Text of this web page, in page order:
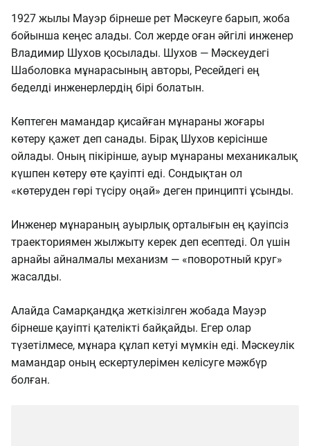
1927 жылы Мауэр бірнеше рет Мәскеуге барып, жоба
бойынша кеңес алады. Сол жерде оған әйгілі инженер
Владимир Шухов қосылады. Шухов — Мәскеудегі
Шаболовка мұнарасының авторы, Ресейдегі ең
беделді инженерлердің бірі болатын.
Көптеген мамандар қисайған мұнараны жоғары
көтеру қажет деп санады. Бірақ Шухов керісінше
ойлады. Оның пікірінше, ауыр мұнараны механикалық
күшпен көтеру өте қауіпті еді. Сондықтан ол
«көтеруден гөрі түсіру оңай» деген принципті ұсынды.
Инженер мұнараның ауырлық орталығын ең қауіпсіз
траекториямен жылжыту керек деп есептеді. Ол үшін
арнайы айналмалы механизм — «поворотный круг»
жасалды.
Алайда Самарқандқа жеткізілген жобада Мауэр
бірнеше қауіпті қателікті байқайды. Егер олар
түзетілмесе, мұнара құлап кетуі мүмкін еді. Мәскеулік
мамандар оның ескертулерімен келісуге мәжбүр
болған.